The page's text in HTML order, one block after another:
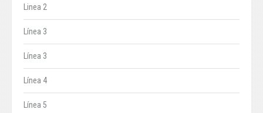
Linea 2
Línea 3
Línea 3
Línea 4
Línea 5